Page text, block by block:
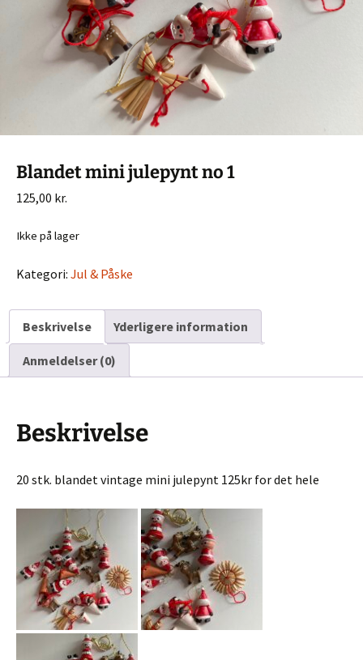
Blandet mini julepynt no 1
125,00 kr.
Ikke på lager
Kategori: Jul & Påske
Beskrivelse Yderligere information
Anmeldelser (0)
Beskrivelse
20 stk. blandet vintage mini julepynt 125kr for det hele